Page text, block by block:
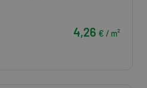
4,26 € / m²